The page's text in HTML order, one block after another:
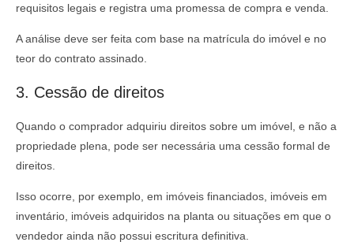
requisitos legais e registra uma promessa de compra e venda.
A análise deve ser feita com base na matrícula do imóvel e no
teor do contrato assinado.
3. Cessão de direitos
Quando o comprador adquiriu direitos sobre um imóvel, e não a
propriedade plena, pode ser necessária uma cessão formal de
direitos.
Isso ocorre, por exemplo, em imóveis financiados, imóveis em
inventário, imóveis adquiridos na planta ou situações em que o
vendedor ainda não possui escritura definitiva.